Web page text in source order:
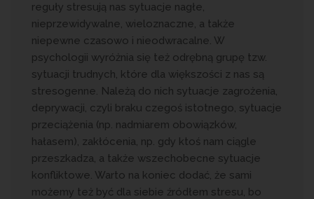
reguły stresują nas sytuacje nagłe,
nieprzewidywalne, wieloznaczne, a także
niepewne czasowo i nieodwracalne. W
psychologii wyróżnia się też odrębną grupę tzw.
sytuacji trudnych, które dla większości z nas są
stresogenne. Należą do nich sytuacje zagrożenia,
deprywacji, czyli braku czegoś istotnego, sytuacje
przeciążenia (np. nadmiarem obowiązków,
hałasem), zakłócenia, np. gdy ktoś nam ciągle
przeszkadza, a także wszechobecne sytuacje
konfliktowe. Warto na koniec dodać, że sami
możemy też być dla siebie źródłem stresu, bo